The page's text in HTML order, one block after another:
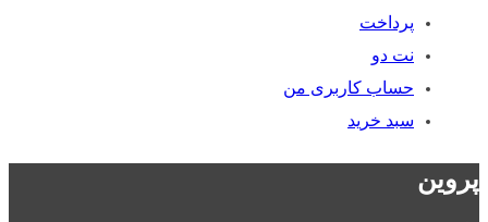
پرداخت
نت دو
حساب کاربری من
سبد خرید
پروین